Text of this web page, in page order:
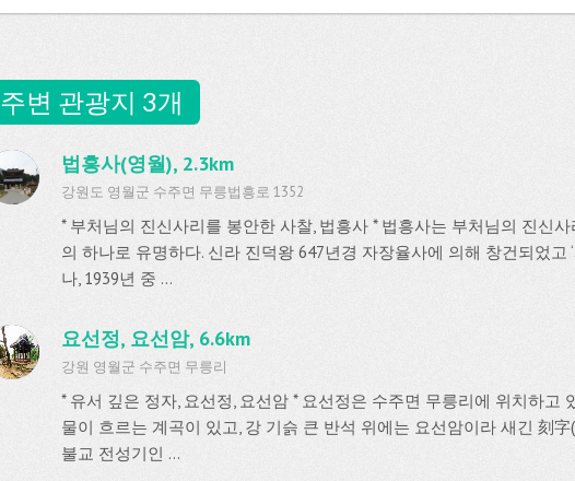
주변 관광지 3개
법흥사(영월), 2.3km
강원도 영월군 수주면 무릉법흥로 1352
* 부처님의 진신사리를 봉안한 사찰, 법흥사 * 법흥사는 부처님의 진신
의 하나로 유명하다. 신라 진덕왕 647년경 자장율사에 의해 창건되었고
나, 1939년 중 ...
요선정, 요선암, 6.6km
강원 영월군 수주면 무릉리
* 유서 깊은 정자, 요선정, 요선암 * 요선정은 수주면 무릉리에 위치하고
물이 흐르는 계곡이 있고, 강 기슭 큰 반석 위에는 요선암이라 새긴 刻
불교 전성기인 ...